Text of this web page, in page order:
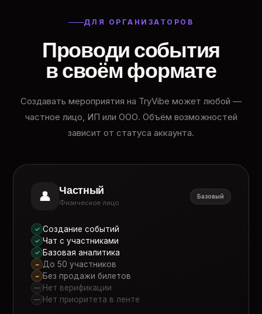
ДЛЯ ОРГАНИЗАТОРОВ
Проводи события
в своём формате
Создавать мероприятия на TryVibe может любой —
частное лицо, ИП или ООО. Объём возможностей
зависит от статуса аккаунта.
👤 Частный
Физическое лицо
Базовый
✓ Создание событий
✓ Чат с участниками
✓ Базовая аналитика
~ До 50 участников
~ Без продажи билетов
— Нет верификации
— Нет приоритета в ленте